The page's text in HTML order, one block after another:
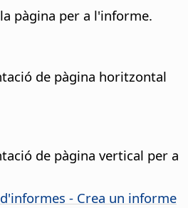
pàgina per a l'informe.
de pàgina horitzontal
de pàgina vertical per a
- Crea un informe